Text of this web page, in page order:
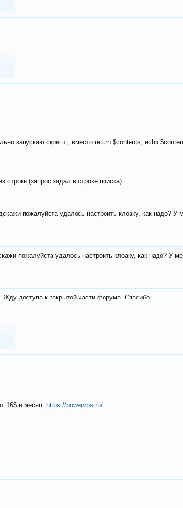
запускаю скрипт , вместо return $contents; echo
строки (запрос задал в строке поиска)
пожалуйста удалось настроить клоаку, как надо?
пожалуйста удалось настроить клоаку, как надо? У
доступа к закрытой части форума. Спасибо.
16$ в месяц. https://powervps.ru/